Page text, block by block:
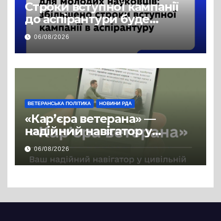
Строки вступної кампанії
до аспірантури буде
продовжено
06/08/2026
ВЕТЕРАНСЬКА ПОЛІТИКА НОВИНИ РДА
«Кар’єра ветерана» —
надійний навігатор у
цивільній професії
06/08/2026